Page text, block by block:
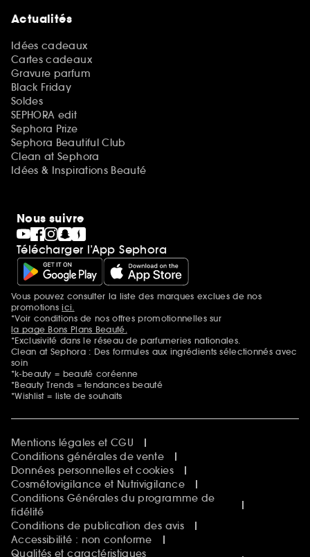
Actualités
Idées cadeaux
Cartes cadeaux
Gravure parfum
Black Friday
Soldes
SEPHORA edit
Sephora Prize
Sephora Beautiful Club
Clean at Sephora
Idées & Inspirations Beauté
Nous suivre
Télécharger l’App Sephora
Mentions additionnelles
Vous pouvez consulter la liste des marques exclues de nos
promotionsici.
*Voir conditions de nos offres promotionnelles sur
la page Bons Plans Beauté.
*Exclusivité dans le réseau de parfumeries nationales.
Clean at Sephora : Des formules aux ingrédients sélectionnés avec
soin
*k-beauty = beauté coréenne
*Beauty Trends = tendances beauté
*Wishlist = liste de souhaits
Mentions légales et CGU
Conditions générales de vente
Données personnelles et cookies
Cosmétovigilance et Nutrivigilance
Conditions Générales du programme de
fidélité
Conditions de publication des avis
Accessibilité : non conforme
Qualités et caractéristiques